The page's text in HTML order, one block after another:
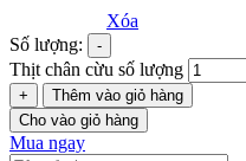
Xóa
Số lượng:
-
Thịt chân cừu số lượng
+
Thêm vào giỏ hàng
Cho vào giỏ hàng
Mua ngay